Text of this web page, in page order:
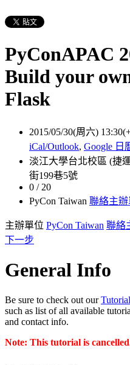
PyConAPAC
Build your
Flask
2015/05/30(周六)
iCal/Outlook, Google 日
淡江大學台北校區 (捷
街199巷5號
0 / 20
PyCon Taiwan 聯絡主辦
主辦單位 PyCon Taiwan 聯絡
下一步
General Info
Be sure to check out our
such as list of all available
and contact info.
Note: This tutorial is